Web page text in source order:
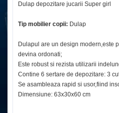
Dulap depozitare jucarii Super girl
Tip mobilier copii: Dulap
Dulapul are un design modern,este
devina ordonati;
Este robust si rezista utilizarii
Contine 6 sertare de depozitare: 3
Se asambleaza rapid si usor,fiind
Dimensiune: 63x30x60 cm